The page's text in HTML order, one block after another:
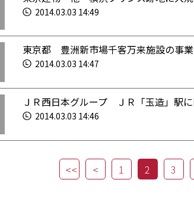
2014.03.03 14:49
東京都 豊洲新市場千客万来施設の事
2014.03.03 14:47
ＪＲ西日本グループ ＪＲ「玉造」駅
2014.03.03 14:46
1 2 3